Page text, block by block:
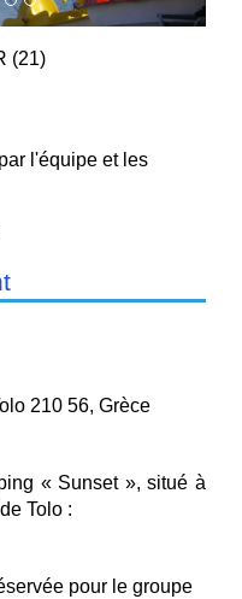
(21)
l'équipe et les
210 56, Grèce
« Sunset », situé à
Tolo :
pour le groupe